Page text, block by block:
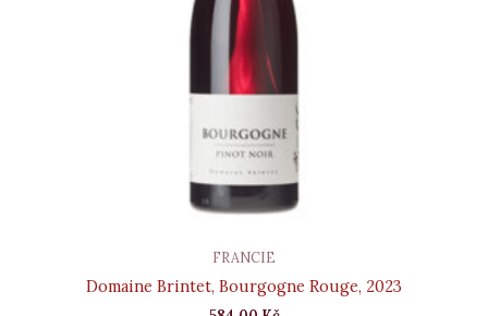
FRANCIE
Domaine Brintet, Bourgogne Rouge, 2023